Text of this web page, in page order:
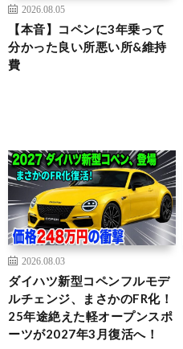
2026.08.05
【本音】コペンに3年乗って
分かった良い所悪い所&維持
費
2026.08.03
ダイハツ新型コペンフルモデ
ルチェンジ、まさかのFR化！
25年途絶えた軽オープンスポ
ーツが2027年3月復活へ！